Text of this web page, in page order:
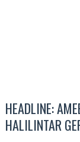
HEADLINE:
HALILINTAR